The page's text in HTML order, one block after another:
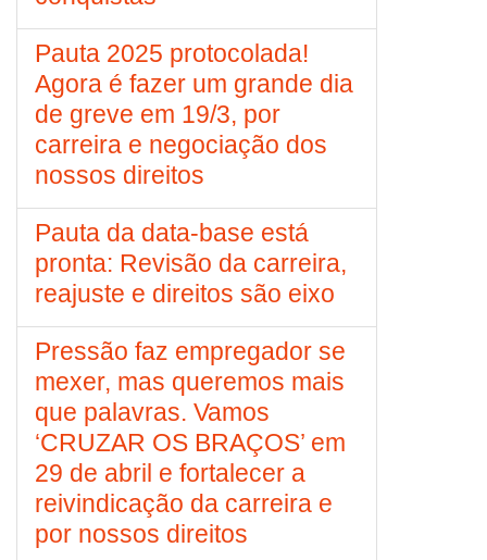
Pauta 2025 protocolada!
Agora é fazer um grande dia
de greve em 19/3, por
carreira e negociação dos
nossos direitos
Pauta da data-base está
pronta: Revisão da carreira,
reajuste e direitos são eixo
Pressão faz empregador se
mexer, mas queremos mais
que palavras. Vamos
‘CRUZAR OS BRAÇOS’ em
29 de abril e fortalecer a
reivindicação da carreira e
por nossos direitos